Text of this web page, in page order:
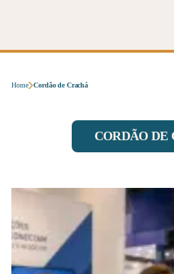
Home Cordão de Crachá
CORDÃO DE